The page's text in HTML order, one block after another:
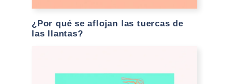
¿Por qué se aflojan las tuercas de
las llantas?